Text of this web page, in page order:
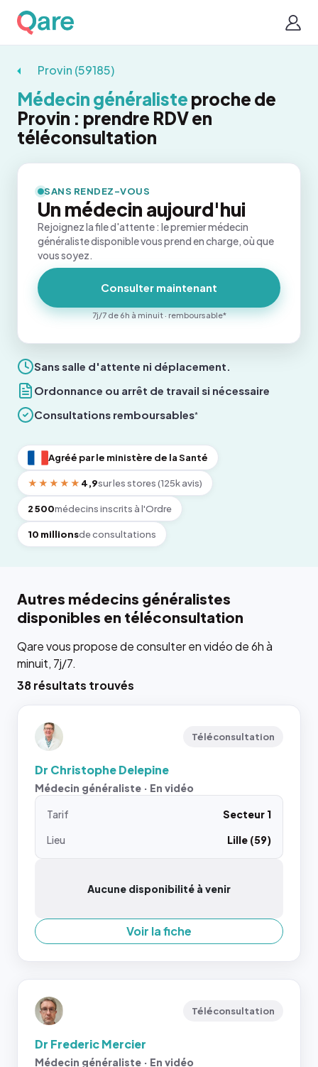
Provin (59185)
Médecin généraliste proche de
Provin : prendre RDV en
téléconsultation
Sans salle d'attente ni déplacement.
Ordonnance ou arrêt de travail si nécessaire
Consultations remboursables*
Agréé par le ministère de la Santé
★★★★★ 4,9sur les stores (125k avis)
2 500médecins inscrits à l'Ordre
10 millionsde consultations
SANS RENDEZ-VOUS
Un médecin aujourd'hui
Rejoignez la file d'attente : le premier médecin
généraliste disponible vous prend en charge, où que
vous soyez.
Consulter maintenant
7j/7 de 6h à minuit · remboursable*
Autres médecins généralistes
disponibles en téléconsultation
Qare vous propose de consulter en vidéo de 6h à
minuit, 7j/7.
38 résultats trouvés
Téléconsultation
Dr Christophe Delepine
Médecin généraliste · En vidéo
Tarif
Secteur 1
Lieu
Lille (59)
Aucune disponibilité à venir
Voir la fiche
Téléconsultation
Dr Frederic Mercier
Médecin généraliste · En vidéo